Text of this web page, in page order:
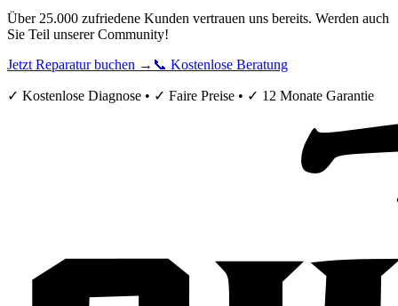
Über 25.000 zufriedene Kunden vertrauen uns bereits. Werden auch
Sie Teil unserer Community!
Jetzt Reparatur buchen → 📞 Kostenlose Beratung
✓ Kostenlose Diagnose • ✓ Faire Preise • ✓ 12 Monate Garantie